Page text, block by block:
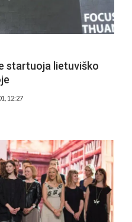
startuoja lietuviško
12:27